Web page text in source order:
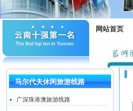
网站首页
马尔代夫休闲旅游线路
广深珠港澳旅游线路